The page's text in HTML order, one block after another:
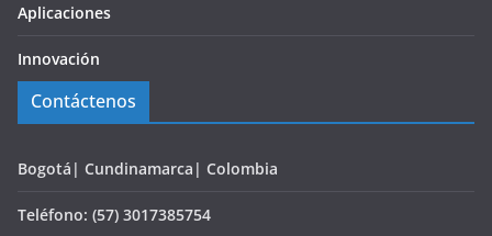
Aplicaciones
Innovación
Contáctenos
Bogotá| Cundinamarca| Colombia
Teléfono: (57) 3017385754